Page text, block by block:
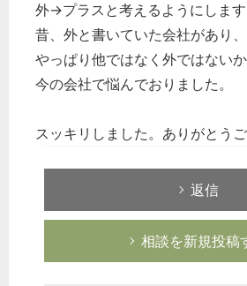
外→プラスと考えるようにします
昔、外と書いていた会社があり、
やっぱり他ではなく外ではないか
今の会社で悩んでおりました。
スッキリしました。ありがとうご
返信
相談を新規投稿